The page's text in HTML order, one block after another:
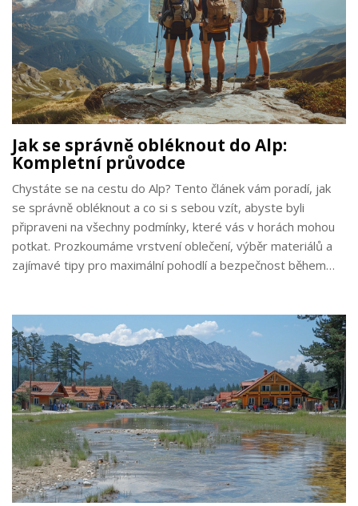
Jak se správně obléknout do Alp:
Kompletní průvodce
Chystáte se na cestu do Alp? Tento článek vám poradí, jak
se správně obléknout a co si s sebou vzít, abyste byli
připraveni na všechny podmínky, které vás v horách mohou
potkat. Prozkoumáme vrstvení oblečení, výběr materiálů a
zajímavé tipy pro maximální pohodlí a bezpečnost během